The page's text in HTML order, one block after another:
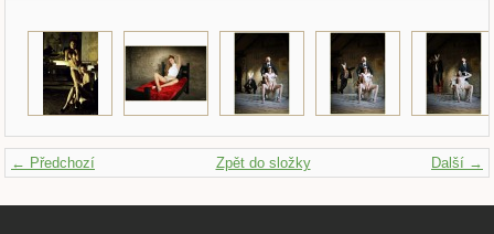
← Předchozí Další →
Zpět do složky